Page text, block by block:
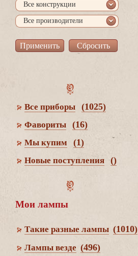
се конструкции
се производители
се приборы (1025)
Фавориты (16)
Мы купим (1)
Новые поступления ()
Мои лампы
Такие разные лампы (1010)
Лампы везде (496)